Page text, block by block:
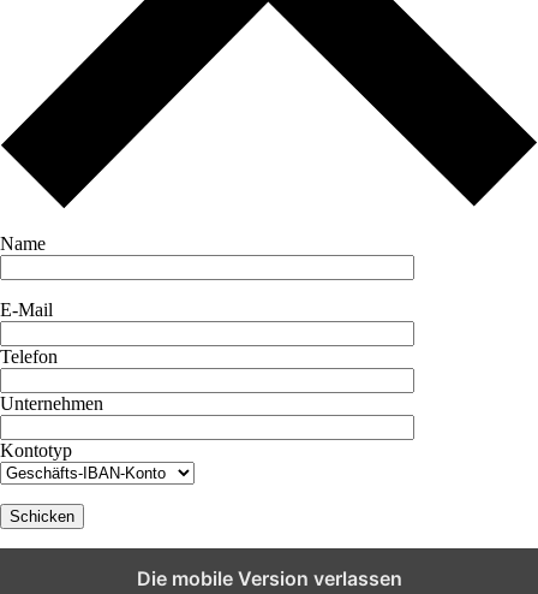
Name
E-Mail
Telefon
Unternehmen
Kontotyp
Die mobile Version verlassen